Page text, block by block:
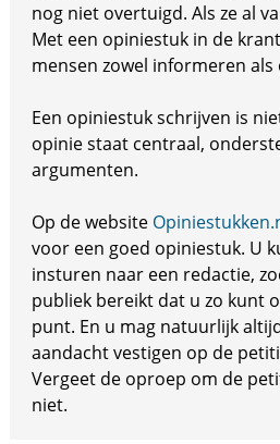
nog niet overtuigd. Als ze al
Met een opiniestuk in de
mensen zowel informeren als
Een opiniestuk schrijven is
opinie staat centraal,
argumenten.
Op de website
voor een goed opiniestuk. U
insturen naar een redactie,
publiek bereikt dat u zo kunt
punt. En u mag natuurlijk
aandacht vestigen op de
Vergeet de oproep om de
niet.